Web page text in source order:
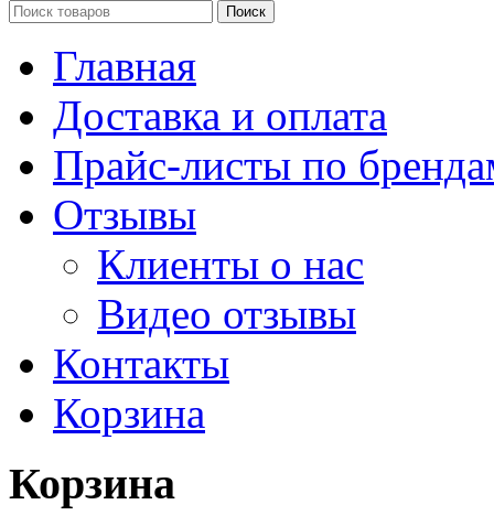
Поиск
Главная
Доставка и оплата
Прайс-листы по
Отзывы
Клиенты о нас
Видео отзывы
Контакты
Корзина
Корзина